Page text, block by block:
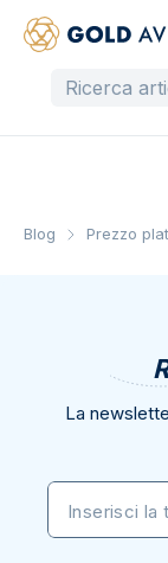
Blog Prezzo
La
Inserisci la